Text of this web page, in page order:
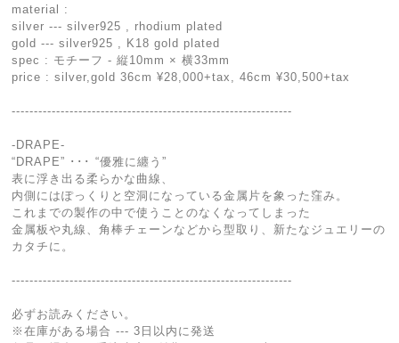
material :
silver --- silver925 , rhodium plated
gold --- silver925 , K18 gold plated
spec : モチーフ - 縦10mm × 横33mm
price : silver,gold 36cm ¥28,000+tax, 46cm ¥30,500+tax
---------------------------------------------------------------
-DRAPE-
“DRAPE” ･･･ “優雅に纏う”
表に浮き出る柔らかな曲線、
内側にはぽっくりと空洞になっている金属片を象った窪み。
これまでの製作の中で使うことのなくなってしまった
金属板や丸線、角棒チェーンなどから型取り、新たなジュエリーの
カタチに。
---------------------------------------------------------------
必ずお読みください。
※在庫がある場合 --- 3日以内に発送